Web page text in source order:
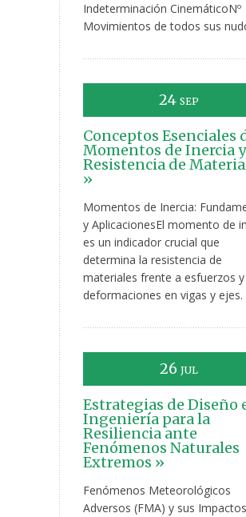
Indeterminación
Movimientos de todos sus
24 SEP
Conceptos Esenciales
Momentos de Inercia y
Resistencia de
»
Momentos de Inercia:
y AplicacionesEl momento de
es un indicador crucial que
determina la resistencia de
materiales frente a esfuerzos y
deformaciones en vigas y ejes.
26 JUL
Estrategias de Diseño
Ingeniería para la
Resiliencia ante
Fenómenos Naturales
Extremos »
Fenómenos Meteorológicos
Adversos (FMA) y sus